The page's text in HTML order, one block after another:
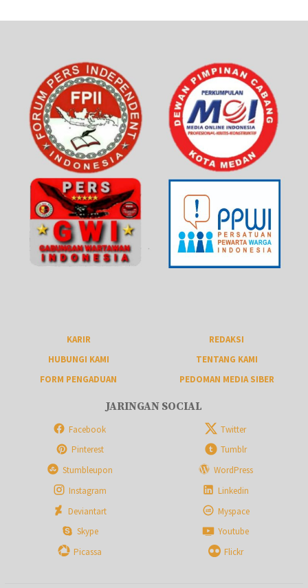
KARIR
REDAKSI
HUBUNGI KAMI
TENTANG KAMI
FORM PENGADUAN
PEDOMAN MEDIA SIBER
JARINGAN SOCIAL
Facebook
Twitter
Pinterest
Tumblr
Stumbleupon
WordPress
Instagram
Linkedin
Deviantart
Myspace
Skype
Youtube
Picassa
Flickr